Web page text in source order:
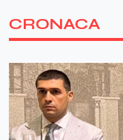
CRONACA